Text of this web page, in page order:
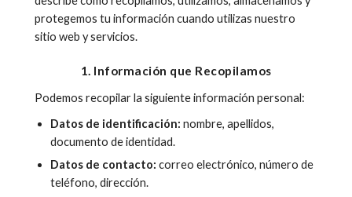
protegemos tu información cuando utilizas nuestro
sitio web y servicios.
1. Información que Recopilamos
Podemos recopilar la siguiente información personal:
Datos de identificación: nombre, apellidos,
documento de identidad.
Datos de contacto: correo electrónico, número de
teléfono, dirección.